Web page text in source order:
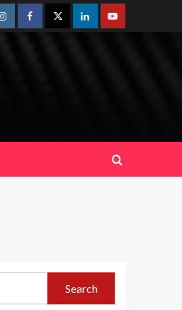
InstagramFacebookTwitterLinkedinYoutube
Search